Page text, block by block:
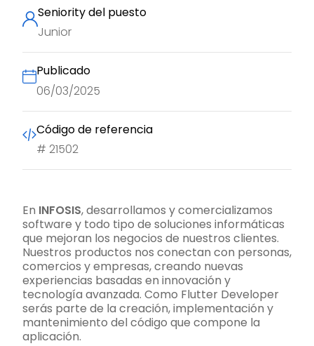
En INFOSIS, desarrollamos y comercializamos
software y todo tipo de soluciones informáticas
que mejoran los negocios de nuestros clientes.
Nuestros productos nos conectan con personas,
comercios y empresas, creando nuevas
experiencias basadas en innovación y
tecnología avanzada. Como Flutter Developer
serás parte de la creación, implementación y
mantenimiento del código que compone la
aplicación.
Seniority del puesto
Junior
Publicado
06/03/2025
Código de referencia
# 21502